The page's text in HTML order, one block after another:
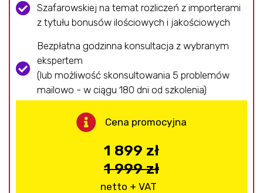
Szafarowskiej na temat rozliczeń z importerami
z tytułu bonusów ilościowych i jakościowych
Bezpłatna godzinna konsultacja z wybranym
ekspertem
(lub możliwość skonsultowania 5 problemów
mailowo - w ciągu 180 dni od szkolenia)
Cena promocyjna
1 899 zł
1 999 zł
netto + VAT